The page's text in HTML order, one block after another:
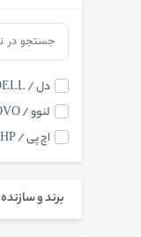
دل / DELL
لنوو / LENOVO
اچ پی / HP
برند و سازنده